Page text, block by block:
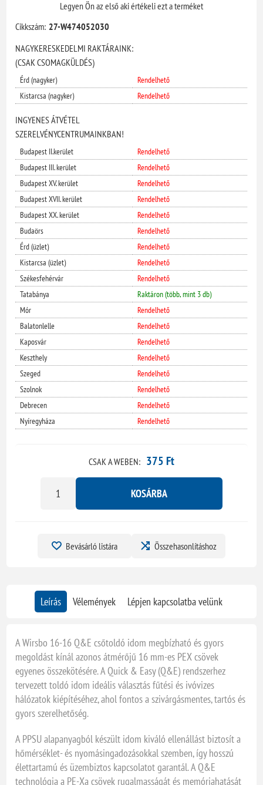
Legyen Ön az első aki értékeli ezt a terméket
Cikkszám: 27-W474052030
NAGYKERESKEDELMI RAKTÁRAINK:
(CSAK CSOMAGKÜLDÉS)
Érd (nagyker)
Rendelhető
Kistarcsa (nagyker)
Rendelhető
INGYENES ÁTVÉTEL
SZERELVÉNYCENTRUMAINKBAN!
Budapest II.kerület
Rendelhető
Budapest III. kerület
Rendelhető
Budapest XV. kerület
Rendelhető
Budapest XVII. kerület
Rendelhető
Budapest XX. kerület
Rendelhető
Budaörs
Rendelhető
Érd (üzlet)
Rendelhető
Kistarcsa (üzlet)
Rendelhető
Székesfehérvár
Rendelhető
Tatabánya
Raktáron (több, mint 3 db)
Mór
Rendelhető
Balatonlelle
Rendelhető
Kaposvár
Rendelhető
Keszthely
Rendelhető
Szeged
Rendelhető
Szolnok
Rendelhető
Debrecen
Rendelhető
Nyíregyháza
Rendelhető
CSAK A WEBEN: 375 Ft
KOSÁRBA
Bevásárló listára Összehasonlításhoz
Leírás Vélemények Lépjen kapcsolatba velünk
A Wirsbo 16-16 Q&E csőtoldó idom megbízható és gyors
megoldást kínál azonos átmérőjű 16 mm-es PEX csövek
egyenes összekötésére. A Quick & Easy (Q&E) rendszerhez
tervezett toldó idom ideális választás fűtési és ivóvizes
hálózatok kiépítéséhez, ahol fontos a szivárgásmentes, tartós és
gyors szerelhetőség.
A PPSU alapanyagból készült idom kiváló ellenállást biztosít a
hőmérséklet- és nyomásingadozásokkal szemben, így hosszú
élettartamú és üzembiztos kapcsolatot garantál. A Q&E
technológia a PE-Xa csövek rugalmasságát és memóriahatását